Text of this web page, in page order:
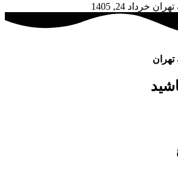
تهران خرداد 24, 1405
تهران